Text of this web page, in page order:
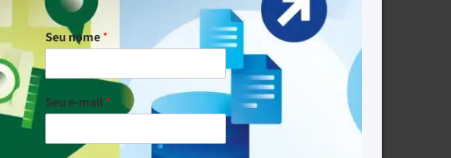
Seu nome*
Seu e-mail *